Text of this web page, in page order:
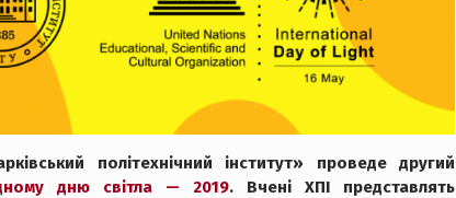
політехнічний інститут» проведе другий
дню світла — 2019. Вчені ХПІ представлять